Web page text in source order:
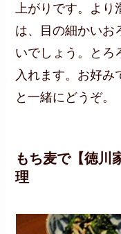
上がりです。よ
は、目の細かいお
いでしょう。とろ
入れます。お好
と一緒にどうぞ。
もち麦で【徳川
理